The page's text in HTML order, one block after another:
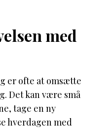
med
er ofte at omsætte
Det kan være små
tage en ny
hverdagen med